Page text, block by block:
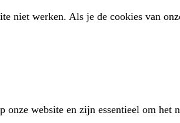
niet werken. Als je de cookies van
website en zijn essentieel om